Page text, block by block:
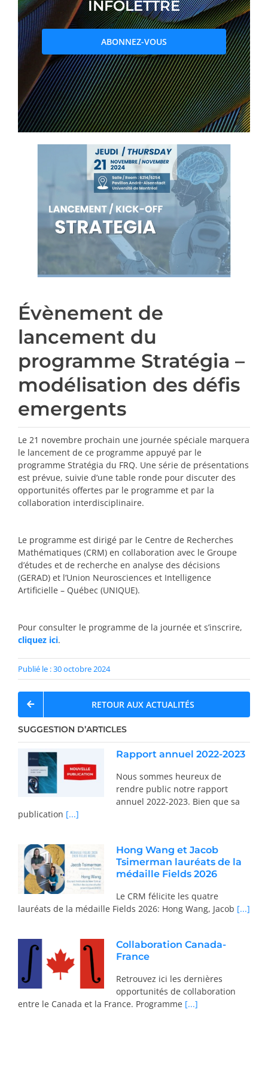
PRIX ET DISTINCTIONS
Recherche
Répertoire
Ressources
Abonnement à l’infolettre
INFOLETTRE
ABONNEZ-VOUS
Évènement de
lancement du
programme Stratégia –
modélisation des défis
emergents
Le 21 novembre prochain une journée spéciale marquera
le lancement de ce programme appuyé par le
programme Stratégia du FRQ. Une série de présentations
est prévue, suivie d’une table ronde pour discuter des
opportunités offertes par le programme et par la
collaboration interdisciplinaire.
Le programme est dirigé par le Centre de Recherches
Mathématiques (CRM) en collaboration avec le Groupe
d’études et de recherche en analyse des décisions
(GERAD) et l’Union Neurosciences et Intelligence
Artificielle – Québec (UNIQUE).
Pour consulter le programme de la journée et s’inscrire,
cliquez ici.
Publié le : 30 octobre 2024
RETOUR AUX ACTUALITÉS
SUGGESTION D’ARTICLES
Rapport annuel 2022-2023
Nous sommes heureux de
rendre public notre rapport
annuel 2022-2023. Bien que sa
publication [...]
Hong Wang et Jacob
Tsimerman lauréats de la
médaille Fields 2026
Le CRM félicite les quatre
lauréats de la médaille Fields 2026: Hong Wang, Jacob [...]
Collaboration Canada-
France
Retrouvez ici les dernières
opportunités de collaboration
entre le Canada et la France. Programme [...]